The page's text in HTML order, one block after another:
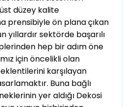
düzey kalite
prensibiyle ön plana çıkan
yıllardır sektörde başarılı
hep bir adım öne
için öncelikli olan
karşılayan
Buna bağlı
yer aldığı Dekosi